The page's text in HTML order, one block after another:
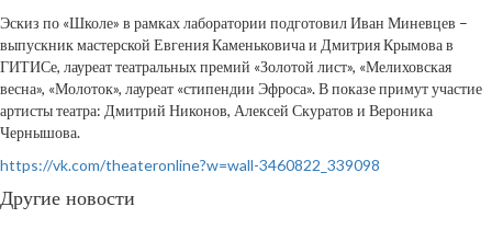
Эскиз по «Школе» в рамках лаборатории подготовил Иван Миневцев –
выпускник мастерской Евгения Каменьковича и Дмитрия Крымова в
ГИТИСе, лауреат театральных премий «Золотой лист», «Мелиховская
весна», «Молоток», лауреат «стипендии Эфроса». В показе примут участие
артисты театра: Дмитрий Никонов, Алексей Скуратов и Вероника
Чернышова.
https://vk.com/theateronline?w=wall-3460822_339098
Другие новости